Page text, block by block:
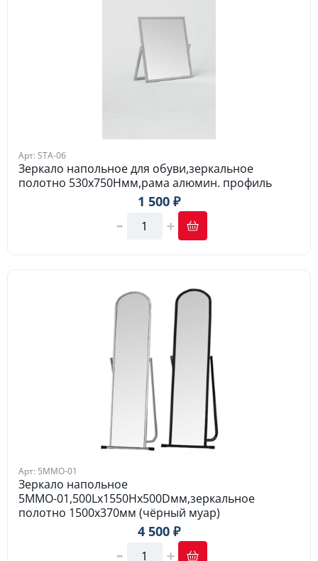
Арт: STA-06
Зеркало напольное для обуви,зеркальное
полотно 530х750Hмм,рама алюмин. профиль
1 500 ₽
Арт: 5MMО-01
Зеркало напольное
5MMО-01,500Lх1550Hх500Dмм,зеркальное
полотно 1500х370мм (чёрный муар)
4 500 ₽